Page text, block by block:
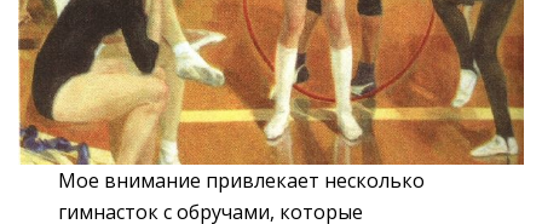
Мое внимание привлекает несколько
гимнасток с обручами, которые